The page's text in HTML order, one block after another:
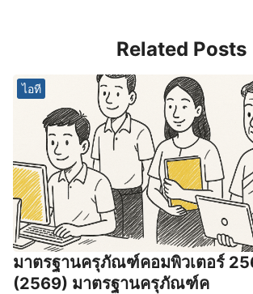
Related Posts
ไอที
มาตรฐานครุภัณฑ์คอมพิวเตอร์
(2569) มาตรฐานครุภัณฑ์ค